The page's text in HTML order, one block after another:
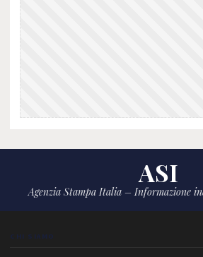
ASI
Agenzia Stampa Italia – Informazione
CHI SIAMO